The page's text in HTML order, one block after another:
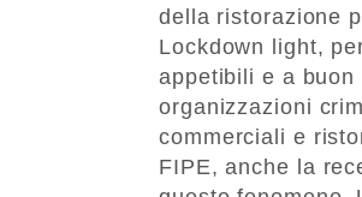
della ristorazione
Lockdown light,
appetibili e a
organizzazioni
commerciali e
FIPE, anche la